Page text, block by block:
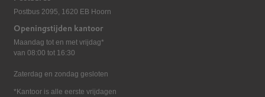
Postbus 2095, 1620 EB Hoorn
Openingstijden kantoor
Maandag tot en met vrijdag*
van 08:00 tot 16:30
Zaterdag en zondag gesloten
*Kantoor is alle eerste vrijdagen